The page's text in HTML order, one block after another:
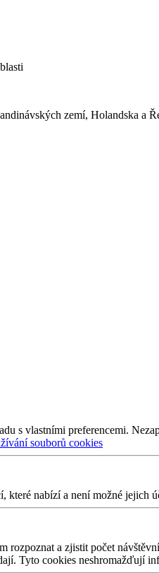
zemí, Holandska a
s vlastními preferencemi.
souborů cookies
které nabízí a není možné jejich
a zjistit počet
Tyto cookies neshromažďují